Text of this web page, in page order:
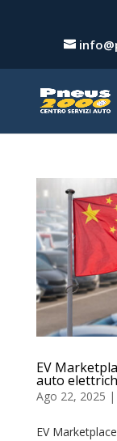
EV
auto
Ago 22, 2025 |
EV